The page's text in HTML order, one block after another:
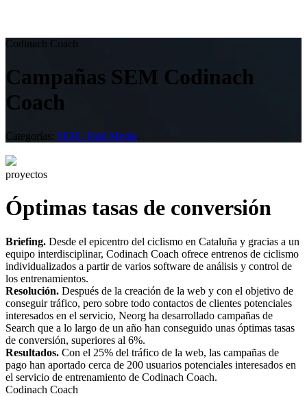
Codinach Coach
Campañas SEM Codinach
Coach
Categorías: SEM / Paid Media
proyectos
Óptimas tasas de conversión
Briefing. Desde el epicentro del ciclismo en Cataluña y gracias a un
equipo interdisciplinar, Codinach Coach ofrece entrenos de ciclismo
individualizados a partir de varios software de análisis y control de
los entrenamientos.
Resolución. Después de la creación de la web y con el objetivo de
conseguir tráfico, pero sobre todo contactos de clientes potenciales
interesados en el servicio, Neorg ha desarrollado campañas de
Search que a lo largo de un año han conseguido unas óptimas tasas
de conversión, superiores al 6%.
Resultados. Con el 25% del tráfico de la web, las campañas de
pago han aportado cerca de 200 usuarios potenciales interesados en
el servicio de entrenamiento de Codinach Coach.
Codinach Coach